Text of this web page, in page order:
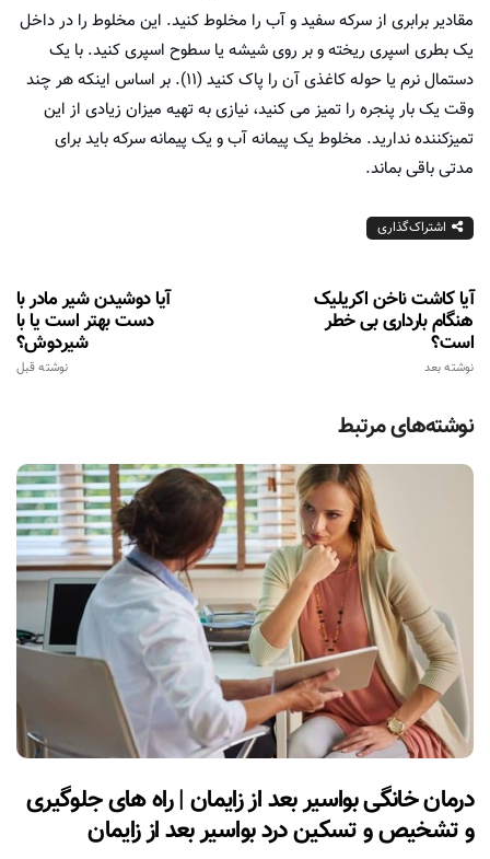
مقادیر برابری از سرکه سفید و آب را مخلوط کنید. این مخلوط را در داخل
یک بطری اسپری ریخته و بر روی شیشه یا سطوح اسپری کنید. با یک
دستمال نرم یا حوله کاغذی آن را پاک کنید (۱۱). بر اساس اینکه هر چند
وقت یک بار پنجره را تمیز می کنید، نیازی به تهیه میزان زیادی از این
تمیزکننده ندارید. مخلوط یک پیمانه آب و یک پیمانه سرکه باید برای
مدتی باقی بماند.
اشتراک‌گذاری
آیا دوشیدن شیر مادر با
دست بهتر است یا با
شیردوش؟
نوشته قبل
آیا کاشت ناخن اکریلیک
هنگام بارداری بی خطر
است؟
نوشته بعد
نوشته‌های مرتبط
درمان خانگی بواسیر بعد از زایمان | راه های جلوگیری
و تشخیص و تسکین درد بواسیر بعد از زایمان